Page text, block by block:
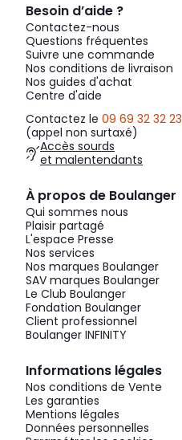
Besoin d’aide ?
Contactez-nous
Questions fréquentes
Suivre une commande
Nos conditions de livraison
Nos guides d'achat
Centre d'aide
Contactez le 09 69 32 32 23
(appel non surtaxé)
Accès sourds
et malentendants
À propos de Boulanger
Qui sommes nous
Plaisir partagé
L'espace Presse
Nos services
Nos marques Boulanger
SAV marques Boulanger
Le Club Boulanger
Fondation Boulanger
Client professionnel
Boulanger INFINITY
Informations légales
Nos conditions de Vente
Les garanties
Mentions légales
Données personnelles